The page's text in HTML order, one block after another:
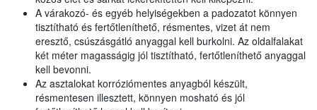
A várakozó- és egyéb helyiségekben a padozatot könnyen
tisztítható és fertőtleníthető, résmentes, vizet át nem
eresztő, csúszásgátló anyaggal kell burkolni. Az oldalfalakat
két méter magasságig jól tisztítható, fertőtleníthető anyaggal
kell bevonni.
Az asztalokat korróziómentes anyagból készült,
résmentesen illesztett, könnyen mosható és jól